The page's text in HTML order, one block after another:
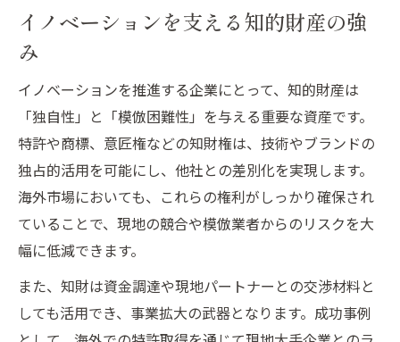
イノベーションを支える知的財産の強
み
イノベーションを推進する企業にとって、知的財産は
「独自性」と「模倣困難性」を与える重要な資産です。
特許や商標、意匠権などの知財権は、技術やブランドの
独占的活用を可能にし、他社との差別化を実現します。
海外市場においても、これらの権利がしっかり確保され
ていることで、現地の競合や模倣業者からのリスクを大
幅に低減できます。
また、知財は資金調達や現地パートナーとの交渉材料と
しても活用でき、事業拡大の武器となります。成功事例